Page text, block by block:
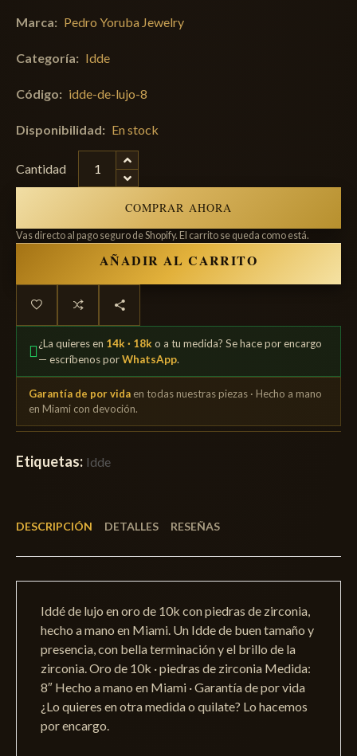
Marca: Pedro Yoruba Jewelry
Categoría: Idde
Código: idde-de-lujo-8
Disponibilidad: En stock
Cantidad
COMPRAR AHORA
Vas directo al pago seguro de Shopify. El carrito se queda como está.
AÑADIR AL CARRITO
¿La quieres en 14k · 18k o a tu medida? Se hace por encargo
— escríbenos porWhatsApp.
Garantía de por vida en todas nuestras piezas · Hecho a mano
en Miami con devoción.
Etiquetas: Idde
DESCRIPCIÓN DETALLES RESEÑAS
Iddé de lujo en oro de 10k con piedras de zirconia,
hecho a mano en Miami. Un Idde de buen tamaño y
presencia, con bella terminación y el brillo de la
zirconia. Oro de 10k · piedras de zirconia Medida:
8″ Hecho a mano en Miami · Garantía de por vida
¿Lo quieres en otra medida o quilate? Lo hacemos
por encargo.